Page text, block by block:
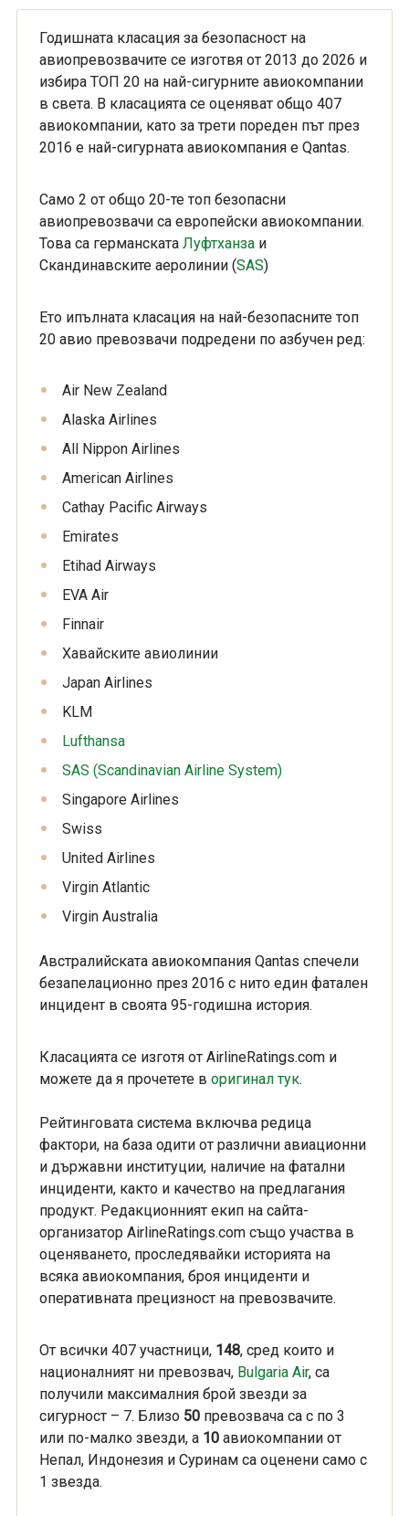
Годишната класация за безопасност на
авиопревозвачите се изготвя от 2013 до 2026 и
избира ТОП 20 на най-сигурните авиокомпании
в света. В класацията се оценяват общо 407
авиокомпании, като за трети пореден път през
2016 е най-сигурната авиокомпания е Qantas.
Само 2 от общо 20-те топ безопасни
авиопревозвачи са европейски авиокомпании.
Това са германската Луфтханзаи
Скандинавските аеролинии (SAS)
Ето ипълната класация на най-безопасните топ
20 авио превозвачи подредени по азбучен ред:
Air New Zealand
Alaska Airlines
All Nippon Airlines
American Airlines
Cathay Pacific Airways
Emirates
Etihad Airways
EVA Air
Finnair
Хавайските авиолинии
Japan Airlines
KLM
Lufthansa
SAS (Scandinavian Airline System)
Singapore Airlines
Swiss
United Airlines
Virgin Atlantic
Virgin Australia
Австралийската авиокомпания Qantas спечели
безапелационно през 2016 с нито един фатален
инцидент в своята 95-годишна история.
Класацията се изготя от AirlineRatings.com и
можете да я прочетете в оригинал тук.
Рейтинговата система включва редица
фактори, на база одити от различни авиационни
и държавни институции, наличие на фатални
инциденти, както и качество на предлагания
продукт. Редакционният екип на сайта-
организатор AirlineRatings.com също участва в
оценяването, проследявайки историята на
всяка авиокомпания, броя инциденти и
оперативната прецизност на превозвачите.
От всички 407 участници, 148, сред които и
националният ни превозвач,Bulgaria Air, са
получили максималния брой звезди за
сигурност – 7. Близо 50превозвача са с по 3
или по-малко звезди, а 10авиокомпании от
Непал, Индонезия и Суринам са оценени само с
1 звезда.